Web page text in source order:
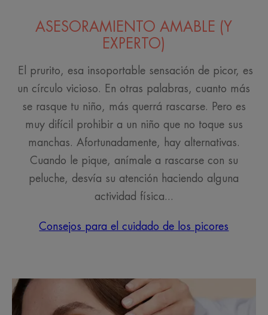
ASESORAMIENTO AMABLE (Y
EXPERTO)
El prurito, esa insoportable sensación de picor, es
un círculo vicioso. En otras palabras, cuanto más
se rasque tu niño, más querrá rascarse. Pero es
muy difícil prohibir a un niño que no toque sus
manchas. Afortunadamente, hay alternativas.
Cuando le pique, anímale a rascarse con su
peluche, desvía su atención haciendo alguna
actividad física...
Consejos para el cuidado de los picores